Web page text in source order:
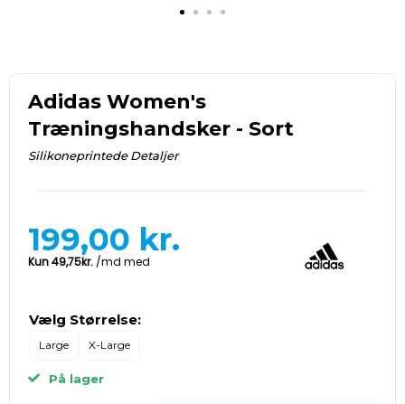
Adidas Women's
Træningshandsker - Sort
Silikoneprintede Detaljer
199,00 kr.
Vælg Størrelse:
Large X-Large
På lager